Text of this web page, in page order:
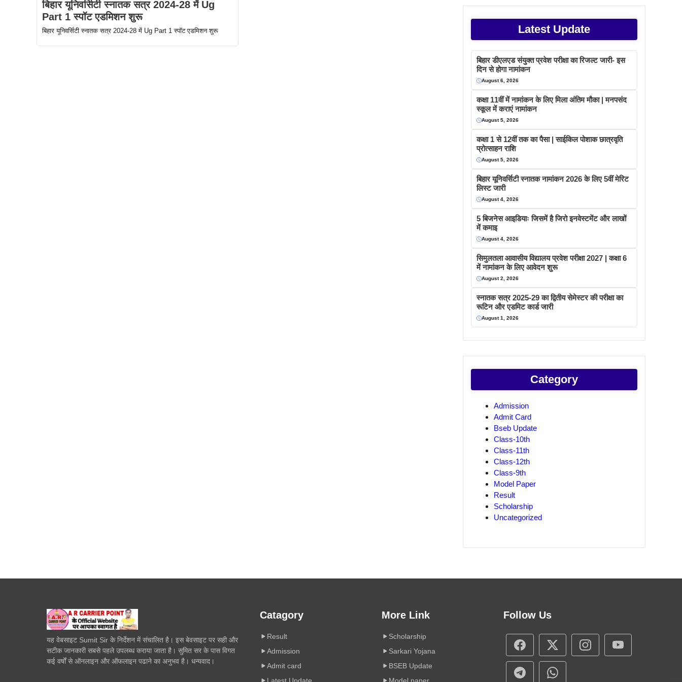
बिहार यूनिवर्सिटी स्नातक सत्र 2024-28 में Ug
Part 1 स्पॉट एडमिशन शुरू
बिहार यूनिवर्सिटी स्नातक सत्र 2024-28 में Ug Part 1 स्पॉट एडमिशन शुरू Latest Update
बिहार डीएलएड संयुक्त प्रवेश परीक्षा का रिजल्ट जारी- इस
दिन से होगा नामांकन
August 6, 2026
कक्षा 11वीं में नामांकन के लिए मिला अंतिम मौका | मनपसंद
स्कूल में कराएं नामांकन
August 5, 2026
कक्षा 1 से 12वीं तक का पैसा | साईकिल पोशाक छात्रवृति
प्रोत्साहन राशि
August 5, 2026
बिहार यूनिवर्सिटी स्नातक नामांकन 2026 के लिए 5वीं मेरिट
लिस्ट जारी
August 4, 2026
5 बिजनेस आइडियाः जिसमें है जिरो इनवेस्टमेंट और लाखों
में कमाइ
August 4, 2026
सिमुलतला आवासीय विद्यालय प्रवेश परीक्षा 2027 | कक्षा 6
में नामांकन के लिए आवेदन शुरू
August 2, 2026
स्नातक सत्र 2025-29 का द्वितीय सेमेस्टर की परीक्षा का
रूटिन और एडमिट कार्ड जारी
August 1, 2026
Category
Admission
Admit Card
Bseb Update
Class-10th
Class-11th
Class-12th
Class-9th
Model Paper
Result
Scholarship
Uncategorized
यह वेबसाइट Sumit Sir के निर्देशन में संचालित है। इस बेवसाइट पर सही और
सटीक जानकारी सबसे पहले उपलब्ध कराया जाता है। सुमित सर के पास विगत
कई वर्षों से ऑनलाइन और ऑफलाइन पढाने का अनुभव है। धन्यवाद।
Catagory
Result
Admission
Admit card
Latest Update
More Link
Scholarship
Sarkari Yojana
BSEB Update
Model paper
Follow Us